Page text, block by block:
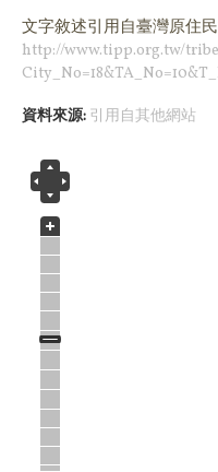
文字敘述引用 自臺灣原住
http://www.tipp.org.tw/
資料來源: 引用自其他網站